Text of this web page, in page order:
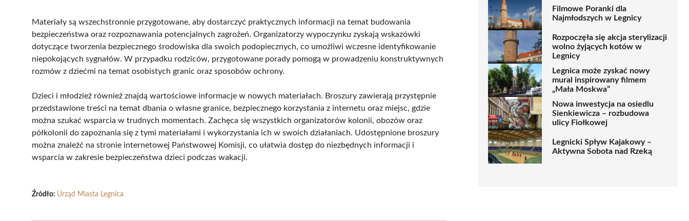
Materiały są wszechstronnie przygotowane, aby dostarczyć praktycznych informacji na temat budowania
bezpieczeństwa oraz rozpoznawania potencjalnych zagrożeń. Organizatorzy wypoczynku zyskają wskazówki
dotyczące tworzenia bezpiecznego środowiska dla swoich podopiecznych, co umożliwi wczesne identyfikowanie
niepokojących sygnałów. W przypadku rodziców, przygotowane porady pomogą w prowadzeniu konstruktywnych
rozmów z dziećmi na temat osobistych granic oraz sposobów ochrony.
Dzieci i młodzież również znajdą wartościowe informacje w nowych materiałach. Broszury zawierają przystępnie
przedstawione treści na temat dbania o własne granice, bezpiecznego korzystania z internetu oraz miejsc, gdzie
można szukać wsparcia w trudnych momentach. Zachęca się wszystkich organizatorów kolonii, obozów oraz
półkolonii do zapoznania się z tymi materiałami i wykorzystania ich w swoich działaniach. Udostępnione broszury
można znaleźć na stronie internetowej Państwowej Komisji, co ułatwia dostęp do niezbędnych informacji i
wsparcia w zakresie bezpieczeństwa dzieci podczas wakacji.
Źródło: Urząd Miasta Legnica
Filmowe Poranki dla
Najmłodszych w Legnicy
Rozpoczęła się akcja sterylizacji
wolno żyjących kotów w
Legnicy
Legnica może zyskać nowy
mural inspirowany filmem
„Mała Moskwa”
Nowa inwestycja na osiedlu
Sienkiewicza – rozbudowa
ulicy Fiołkowej
Legnicki Spływ Kajakowy –
Aktywna Sobota nad Rzeką